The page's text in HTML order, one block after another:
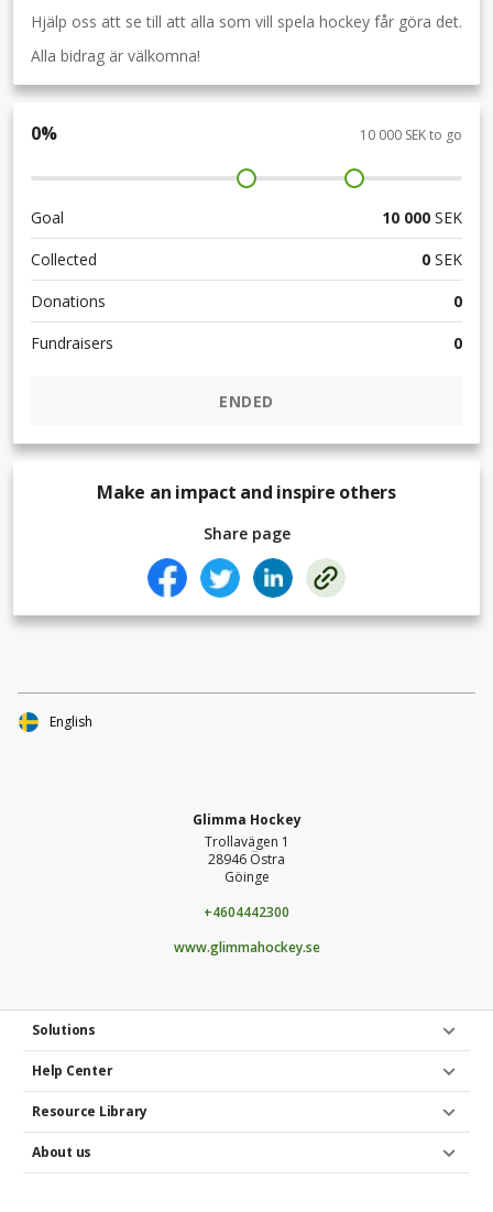
Hjälp oss att se till att alla som vill spela hockey får göra det.
Alla bidrag är välkomna!
0% 10 000 SEK to go
Goal 10 000 SEK
Collected
0 SEK
Donations
0
Fundraisers
0
ENDED
Make an impact and inspire others
Share page
Glimma Hockey
Trollavägen 1
28946 Östra
Göinge
+4604442300
www.glimmahockey.se
Solutions
Help Center
Resource Library
About us
English